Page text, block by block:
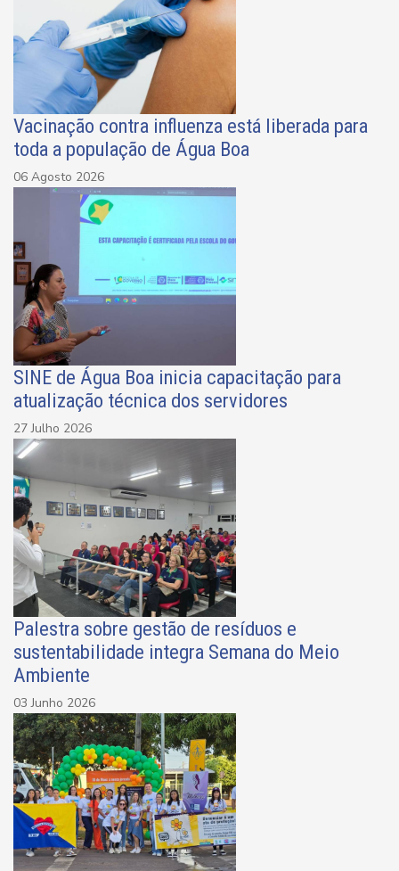
Vacinação contra influenza está liberada para
toda a população de Água Boa
06 Agosto 2026
SINE de Água Boa inicia capacitação para
atualização técnica dos servidores
27 Julho 2026
Palestra sobre gestão de resíduos e
sustentabilidade integra Semana do Meio
Ambiente
03 Junho 2026